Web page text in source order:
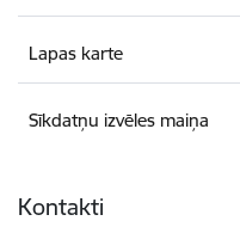
Lapas karte
Sīkdatņu izvēles maiņa
Kontakti